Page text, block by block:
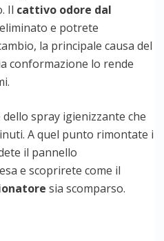
Il cattivo odore dal
e potrete
la principale causa del
conformazione lo rende
spray igienizzante che
A quel punto rimontate i
il pannello
e scoprirete come il
sia scomparso.